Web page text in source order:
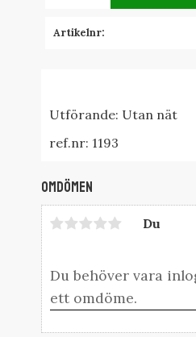
Artikelnr
Utförande: Utan nät
ref.nr: 1193
Omdömen
Du